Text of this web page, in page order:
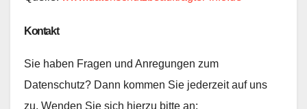
Kontakt
Sie haben Fragen und Anregungen zum
Datenschutz? Dann kommen Sie jederzeit auf uns
zu. Wenden Sie sich hierzu bitte an: